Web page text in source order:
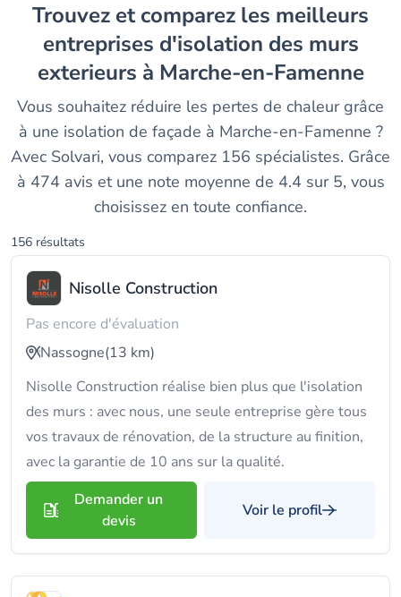
Trouvez et comparez les meilleurs
entreprises d'isolation des murs
exterieurs à Marche-en-Famenne
Vous souhaitez réduire les pertes de chaleur grâce
à une isolation de façade à Marche-en-Famenne ?
Avec Solvari, vous comparez 156 spécialistes. Grâce
à 474 avis et une note moyenne de 4.4 sur 5, vous
choisissez en toute confiance.
156 résultats
Nisolle Construction
Pas encore d'évaluation
Nassogne(13 km)
Nisolle Construction réalise bien plus que l'isolation
des murs : avec nous, une seule entreprise gère tous
vos travaux de rénovation, de la structure au finition,
avec la garantie de 10 ans sur la qualité.
Demander un
devis
Voir le profil